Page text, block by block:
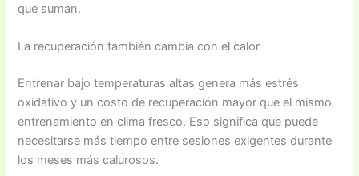
que suman.
La recuperación también cambia con el calor
Entrenar bajo temperaturas altas genera más estrés
oxidativo y un costo de recuperación mayor que el mismo
entrenamiento en clima fresco. Eso significa que puede
necesitarse más tiempo entre sesiones exigentes durante
los meses más calurosos.